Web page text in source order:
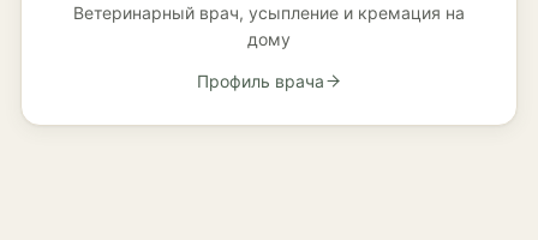
Ветеринарный врач, усыпление и кремация на
дому
Профиль врача